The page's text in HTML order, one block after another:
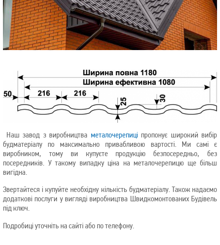
Наш завод з виробництва металочерепиціпропонує широкий вибір
будматеріалу по максимально привабливою вартості. Ми самі є
виробником, тому ви купуєте продукцію безпосередньо, без
посередників. У такому випадку ціна на металочерепицю ще більш
вигідна.
Звертайтеся і купуйте необхідну кількість будматеріалу. Також надаємо
додаткові послуги у вигляді виробництва Швидкомонтованих Будівель
під ключ.
Подробиці уточніть на сайті або по телефону.